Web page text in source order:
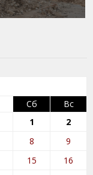
Сб
Вс
1
2
8
9
15
16